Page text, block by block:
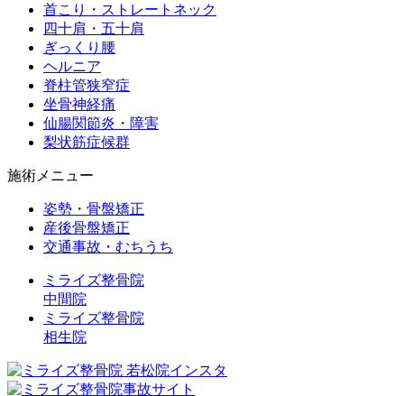
首こり・ストレートネック
四十肩・五十肩
ぎっくり腰
ヘルニア
脊柱管狭窄症
坐骨神経痛
仙腸関節炎・障害
梨状筋症候群
施術メニュー
姿勢・骨盤矯正
産後骨盤矯正
交通事故・むちうち
ミライズ整骨院
中間院
ミライズ整骨院
相生院